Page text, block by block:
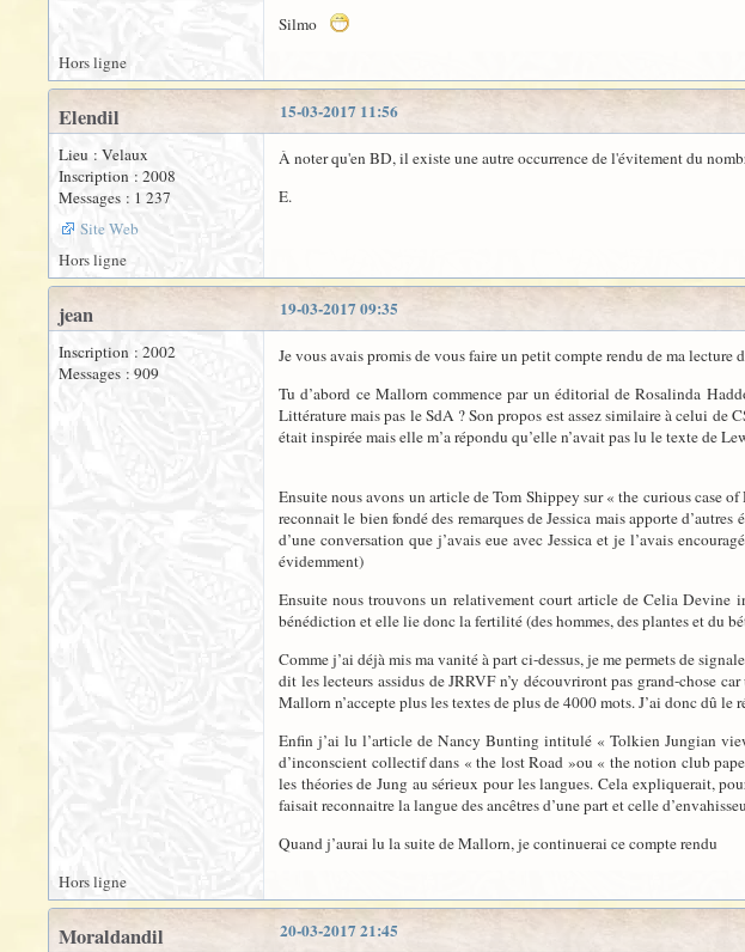
Silmo
Hors ligne
15-03-2017 11:56
Elendil
Lieu : Velaux
Inscription : 2008
Messages : 1 237
Site Web
À noter qu'en BD, il existe une autre occurrence de l'évitement du
E.
Hors ligne
19-03-2017 09:35
jean
Inscription : 2002
Messages : 909
Je vous avais promis de vous faire un petit compte rendu de ma
Tu d’abord ce Mallorn commence par un éditorial de Rosalinda
Littérature mais pas le SdA ? Son propos est assez similaire à celui de
était inspirée mais elle m’a répondu qu’elle n’avait pas lu le texte de
Ensuite nous avons un article de Tom Shippey sur « the curious case
reconnait le bien fondé des remarques de Jessica mais apporte
d’une conversation que j’avais eue avec Jessica et je l’avais
évidemment)
Ensuite nous trouvons un relativement court article de Celia
bénédiction et elle lie donc la fertilité (des hommes, des plantes et du
Comme j’ai déjà mis ma vanité à part ci-dessus, je me permets de
dit les lecteurs assidus de JRRVF n’y découvriront pas grand-chose
Mallorn n’accepte plus les textes de plus de 4000 mots. J’ai donc dû
Enfin j’ai lu l’article de Nancy Bunting intitulé « Tolkien Jungian
d’inconscient collectif dans « the lost Road »ou « the notion club
les théories de Jung au sérieux pour les langues. Cela expliquerait,
faisait reconnaitre la langue des ancêtres d’une part et celle
Quand j’aurai lu la suite de Mallorn, je continuerai ce compte rendu
Hors ligne
20-03-2017 21:45
Moraldandil